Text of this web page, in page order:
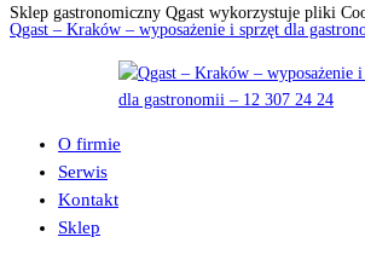
Qgast – Kraków – wyposażenie i sprzęt dla
O firmie
Serwis
Kontakt
Sklep
Sklep gastronomiczny Qgast wykorzystuje pliki